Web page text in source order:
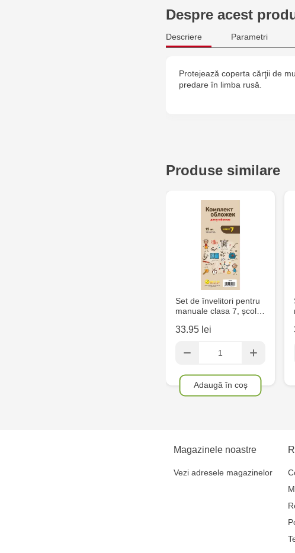
Despre acest
Descriere Parametri
Protejează coperta cărţii de
predare în limba rusă.
Produse similare
Set de învelitori pentru
manuale clasa 7, școl…
33.95 lei
Adaugă în coș
Magazinele noastre
Vezi adresele magazinelor